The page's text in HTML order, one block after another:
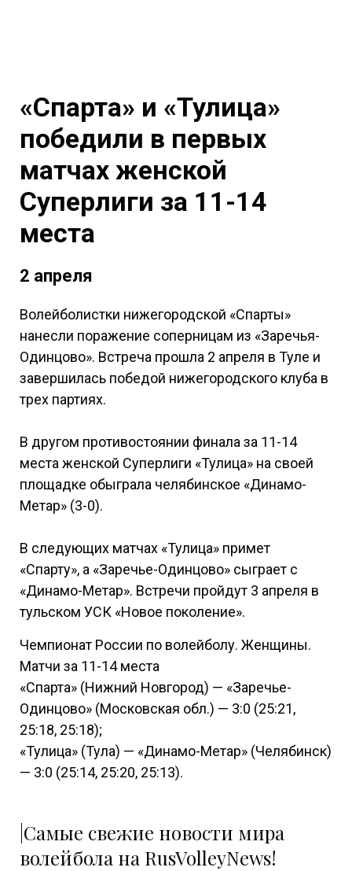
«Спарта» и «Тулица»
победили в первых
матчах женской
Суперлиги за 11-14
места
2 апреля
Волейболистки нижегородской «Спарты»
нанесли поражение соперницам из «Заречья-
Одинцово». Встреча прошла 2 апреля в Туле и
завершилась победой нижегородского клуба в
трех партиях.
В другом противостоянии финала за 11-14
места женской Суперлиги «Тулица» на своей
площадке обыграла челябинское «Динамо-
Метар» (3-0).
В следующих матчах «Тулица» примет
«Спарту», а «Заречье-Одинцово» сыграет с
«Динамо-Метар». Встречи пройдут 3 апреля в
тульском УСК «Новое поколение».
Чемпионат России по волейболу. Женщины.
Матчи за 11-14 места
«Спарта» (Нижний Новгород) — «Заречье-
Одинцово» (Московская обл.) — 3:0 (25:21,
25:18, 25:18);
«Тулица» (Тула) — «Динамо-Метар» (Челябинск)
— 3:0 (25:14, 25:20, 25:13).
|Самые свежие новости мира
волейбола на RusVolleyNews!